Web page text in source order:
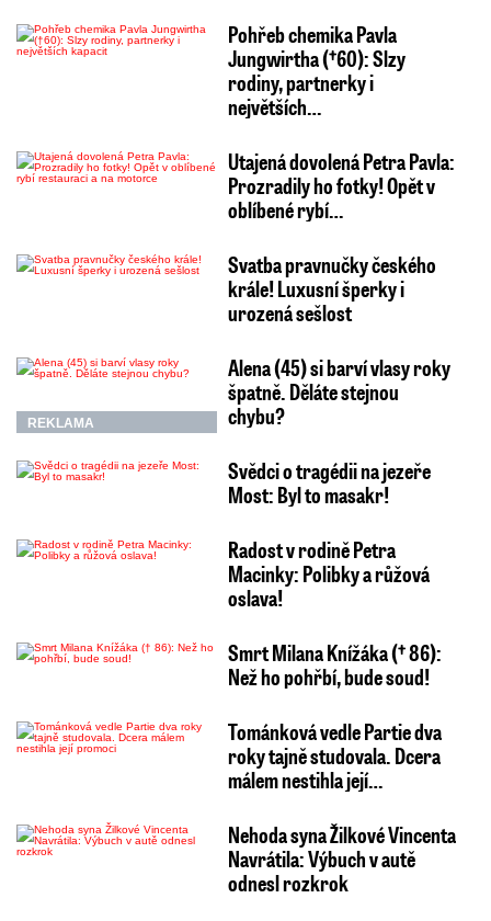
Pohřeb chemika Pavla
Jungwirtha (†60): Slzy
rodiny, partnerky i
největších…
Utajená dovolená Petra Pavla:
Prozradily ho fotky! Opět v
oblíbené rybí…
Svatba pravnučky českého
krále! Luxusní šperky i
urozená sešlost
REKLAMA
Alena (45) si barví vlasy roky
špatně. Děláte stejnou
chybu?
Svědci o tragédii na jezeře
Most: Byl to masakr!
Radost v rodině Petra
Macinky: Polibky a růžová
oslava!
Smrt Milana Knížáka († 86):
Než ho pohřbí, bude soud!
Tománková vedle Partie dva
roky tajně studovala. Dcera
málem nestihla její…
Nehoda syna Žilkové Vincenta
Navrátila: Výbuch v autě
odnesl rozkrok